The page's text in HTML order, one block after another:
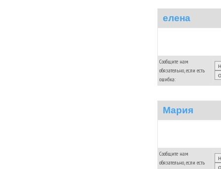
елена
Сообщите нам
обязательно, если есть
ошибка:
Мария
Сообщите нам
обязательно, если есть